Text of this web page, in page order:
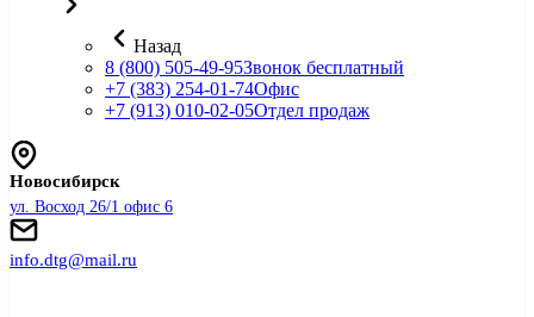
Назад
8 (800) 505-49-95Звонок бесплатный
+7 (383) 254-01-74Офис
+7 (913) 010-02-05Отдел продаж
Новосибирск
ул. Восход 26/1 офис 6
info.dtg@mail.ru